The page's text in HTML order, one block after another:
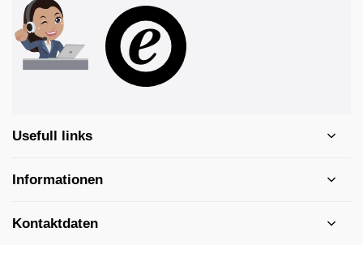
Usefull links
Informationen
Kontaktdaten